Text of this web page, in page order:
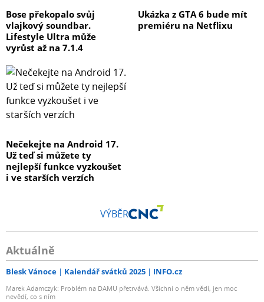
Bose překopalo svůj
vlajkový soundbar.
Lifestyle Ultra může
vyrůst až na 7.1.4
Ukázka z GTA 6 bude mít
premiéru na Netflixu
Nečekejte na Android 17.
Už teď si můžete ty
nejlepší funkce vyzkoušet
i ve starších verzích
VÝBĚR
Aktuálně
Blesk Vánoce Kalendář svátků 2025 INFO.cz
Marek Adamczyk: Problém na DAMU přetrvává. Všichni o něm vědí, jen moc
nevědí, co s ním